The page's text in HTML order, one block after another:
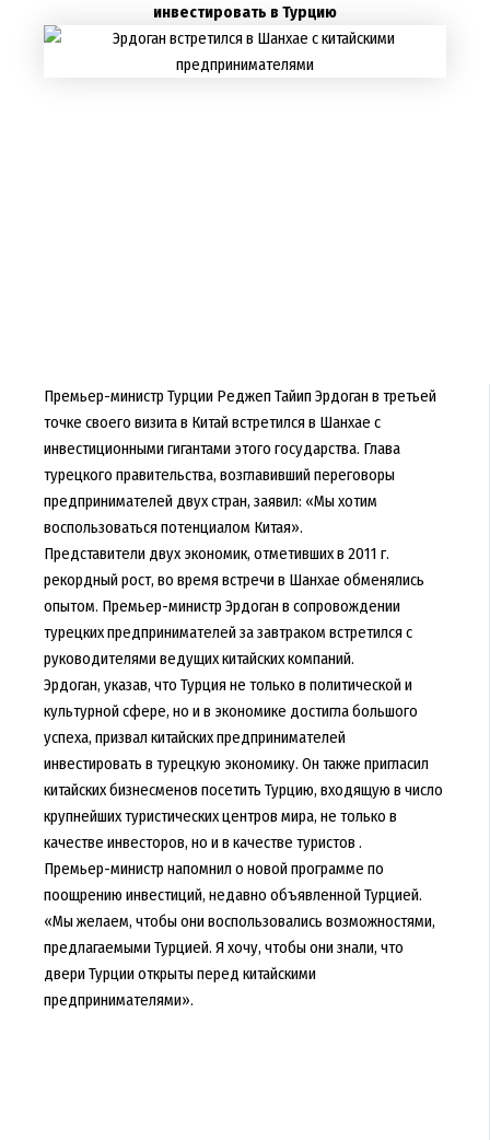
инвестировать в Турцию
Премьер-министр Турции Реджеп Тайип Эрдоган в третьей
точке своего визита в Китай встретился в Шанхае с
инвестиционными гигантами этого государства. Глава
турецкого правительства, возглавивший переговоры
предпринимателей двух стран, заявил: «Мы хотим
воспользоваться потенциалом Китая».
Представители двух экономик, отметивших в 2011 г.
рекордный рост, во время встречи в Шанхае обменялись
опытом. Премьер-министр Эрдоган в сопровождении
турецких предпринимателей за завтраком встретился с
руководителями ведущих китайских компаний.
Эрдоган, указав, что Турция не только в политической и
культурной сфере, но и в экономике достигла большого
успеха, призвал китайских предпринимателей
инвестировать в турецкую экономику. Он также пригласил
китайских бизнесменов посетить Турцию, входящую в число
крупнейших туристических центров мира, не только в
качестве инвесторов, но и в качестве туристов .
Премьер-министр напомнил о новой программе по
поощрению инвестиций, недавно объявленной Турцией.
«Мы желаем, чтобы они воспользовались возможностями,
предлагаемыми Турцией. Я хочу, чтобы они знали, что
двери Турции открыты перед китайскими
предпринимателями».